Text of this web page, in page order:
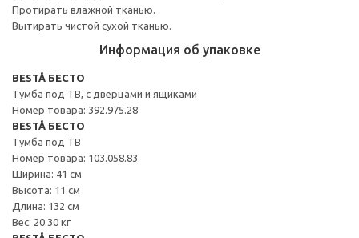
Протирать влажной тканью.
Вытирать чистой сухой тканью.
Информация об упаковке
BESTÅ БЕСТО
Тумба под ТВ, с дверцами и ящиками
Номер товара: 392.975.28
BESTÅ БЕСТО
Тумба под ТВ
Номер товара: 103.058.83
Ширина: 41 см
Высота: 11 см
Длина: 132 см
Вес: 20.30 кг